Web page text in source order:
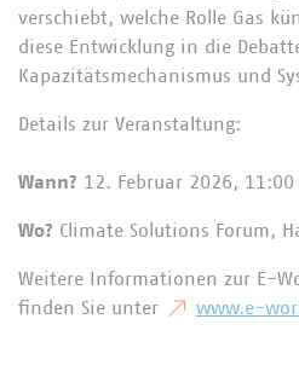
verschiebt, welche Rolle Gas
diese Entwicklung in die
Kapazitätsmechanismus und
Details zur Veranstaltung:
Wann? 12. Februar 2026,
Wo? Climate Solutions Forum,
Weitere Informationen zur E-
finden Sie unter
www.e-